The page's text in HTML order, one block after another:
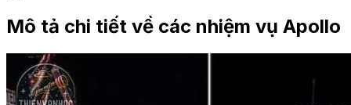
Mô tả chi tiết về các nhiệm vụ Apollo